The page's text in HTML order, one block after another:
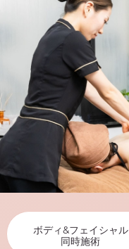
ボディ&フェイシャル
同時施術